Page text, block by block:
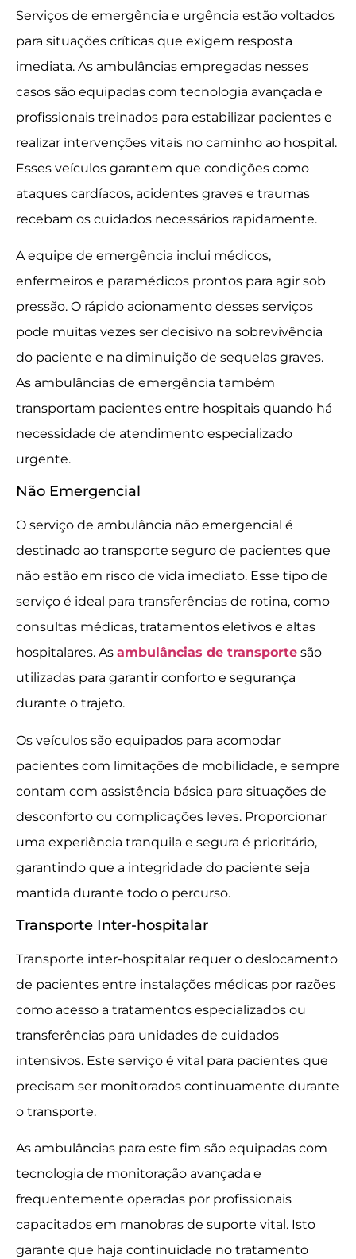
Serviços de emergência e urgência estão voltados
para situações críticas que exigem resposta
imediata. As ambulâncias empregadas nesses
casos são equipadas com tecnologia avançada e
profissionais treinados para estabilizar pacientes e
realizar intervenções vitais no caminho ao hospital.
Esses veículos garantem que condições como
ataques cardíacos, acidentes graves e traumas
recebam os cuidados necessários rapidamente.
A equipe de emergência inclui médicos,
enfermeiros e paramédicos prontos para agir sob
pressão. O rápido acionamento desses serviços
pode muitas vezes ser decisivo na sobrevivência
do paciente e na diminuição de sequelas graves.
As ambulâncias de emergência também
transportam pacientes entre hospitais quando há
necessidade de atendimento especializado
urgente.
Não Emergencial
O serviço de ambulância não emergencial é
destinado ao transporte seguro de pacientes que
não estão em risco de vida imediato. Esse tipo de
serviço é ideal para transferências de rotina, como
consultas médicas, tratamentos eletivos e altas
hospitalares. As ambulâncias de transporte são
utilizadas para garantir conforto e segurança
durante o trajeto.
Os veículos são equipados para acomodar
pacientes com limitações de mobilidade, e sempre
contam com assistência básica para situações de
desconforto ou complicações leves. Proporcionar
uma experiência tranquila e segura é prioritário,
garantindo que a integridade do paciente seja
mantida durante todo o percurso.
Transporte Inter-hospitalar
Transporte inter-hospitalar requer o deslocamento
de pacientes entre instalações médicas por razões
como acesso a tratamentos especializados ou
transferências para unidades de cuidados
intensivos. Este serviço é vital para pacientes que
precisam ser monitorados continuamente durante
o transporte.
As ambulâncias para este fim são equipadas com
tecnologia de monitoração avançada e
frequentemente operadas por profissionais
capacitados em manobras de suporte vital. Isto
garante que haja continuidade no tratamento